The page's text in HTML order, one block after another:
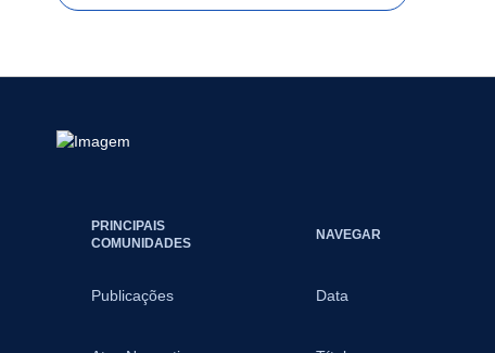
PRINCIPAIS
COMUNIDADES
Publicações
NAVEGAR
Data